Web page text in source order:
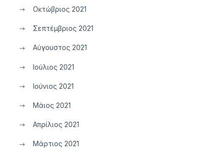
Οκτώβριος 2021
Σεπτέμβριος 2021
Αύγουστος 2021
Ιούλιος 2021
Ιούνιος 2021
Μάιος 2021
Απρίλιος 2021
Μάρτιος 2021